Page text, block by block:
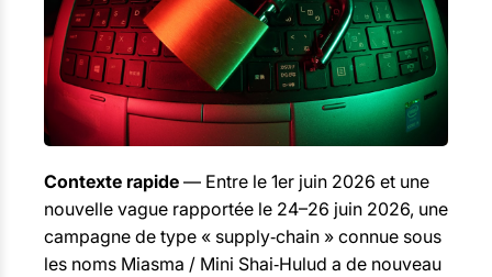
Contexte rapide — Entre le 1er juin 2026 et une
nouvelle vague rapportée le 24–26 juin 2026, une
campagne de type « supply‑chain » connue sous
les noms Miasma / Mini Shai‑Hulud a de nouveau